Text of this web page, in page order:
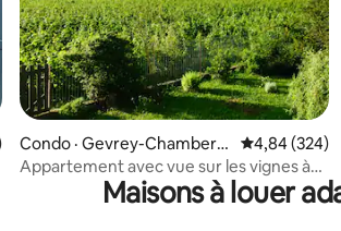
de 5 sur 5, 136 commentaires
Condo · Gevrey-Chamberti
n
Note
4,84 (324)
Appartement avec vue sur les vignes à
Maisons à louer